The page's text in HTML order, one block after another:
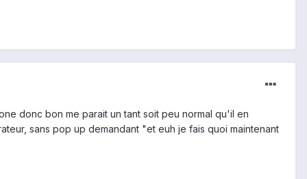
donc bon me parait un tant soit peu normal qu'il en
sans pop up demandant "et euh je fais quoi maintenant